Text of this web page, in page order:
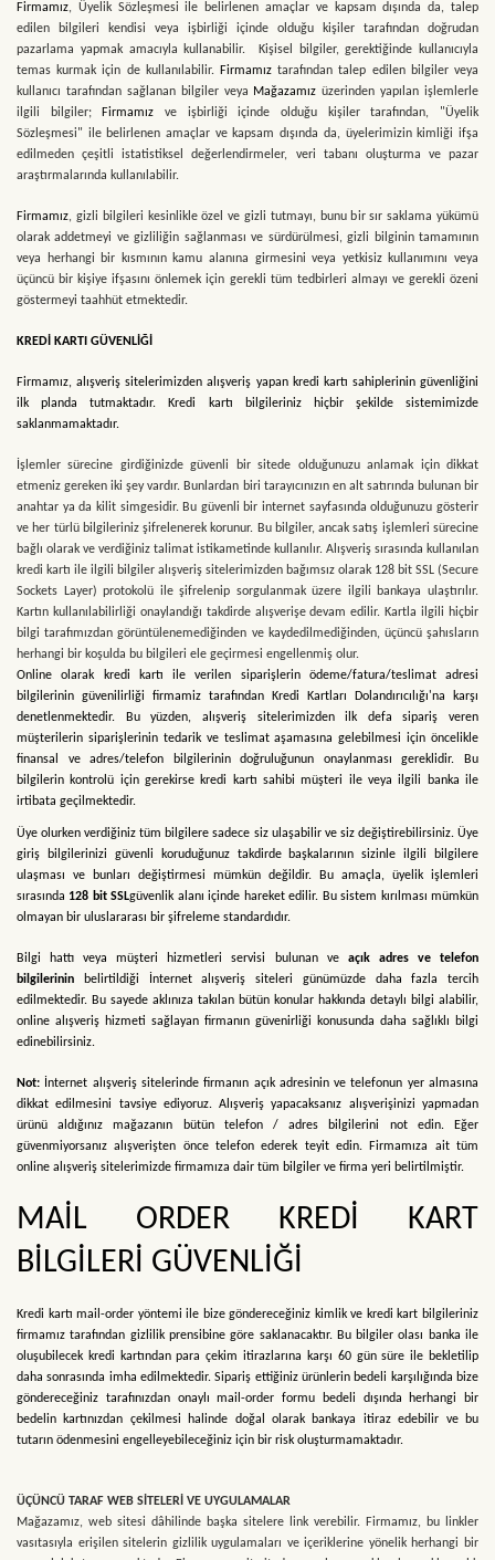
Firmamız, Üyelik Sözleşmesi ile belirlenen amaçlar ve kapsam dışında da, talep
edilen bilgileri kendisi veya işbirliği içinde olduğu kişiler tarafından doğrudan
pazarlama yapmak amacıyla kullanabilir. Kişisel bilgiler, gerektiğinde kullanıcıyla
temas kurmak için de kullanılabilir. Firmamıztarafından talep edilen bilgiler veya
kullanıcı tarafından sağlanan bilgiler veya Mağazamızüzerinden yapılan işlemlerle
ilgili bilgiler; Firmamızve işbirliği içinde olduğu kişiler tarafından, "Üyelik
Sözleşmesi" ile belirlenen amaçlar ve kapsam dışında da, üyelerimizin kimliği ifşa
edilmeden çeşitli istatistiksel değerlendirmeler, veri tabanı oluşturma ve pazar
araştırmalarında kullanılabilir.
Firmamız, gizli bilgileri kesinlikle özel ve gizli tutmayı, bunu bir sır saklama yükümü
olarak addetmeyi ve gizliliğin sağlanması ve sürdürülmesi, gizli bilginin tamamının
veya herhangi bir kısmının kamu alanına girmesini veya yetkisiz kullanımını veya
üçüncü bir kişiye ifşasını önlemek için gerekli tüm tedbirleri almayı ve gerekli özeni
göstermeyi taahhüt etmektedir.
KREDİ KARTI GÜVENLİĞİ
Firmamız, alışveriş sitelerimizden alışveriş yapan kredi kartı sahiplerinin güvenliğini
ilk planda tutmaktadır. Kredi kartı bilgileriniz hiçbir şekilde sistemimizde
saklanmamaktadır.
İşlemler sürecine girdiğinizde güvenli bir sitede olduğunuzu anlamak için dikkat
etmeniz gereken iki şey vardır. Bunlardan biri tarayıcınızın en alt satırında bulunan bir
anahtar ya da kilit simgesidir. Bu güvenli bir internet sayfasında olduğunuzu gösterir
ve her türlü bilgileriniz şifrelenerek korunur. Bu bilgiler, ancak satış işlemleri sürecine
bağlı olarak ve verdiğiniz talimat istikametinde kullanılır. Alışveriş sırasında kullanılan
kredi kartı ile ilgili bilgiler alışveriş sitelerimizden bağımsız olarak 128 bit SSL (Secure
Sockets Layer) protokolü ile şifrelenip sorgulanmak üzere ilgili bankaya ulaştırılır.
Kartın kullanılabilirliği onaylandığı takdirde alışverişe devam edilir. Kartla ilgili hiçbir
bilgi tarafımızdan görüntülenemediğinden ve kaydedilmediğinden, üçüncü şahısların
herhangi bir koşulda bu bilgileri ele geçirmesi engellenmiş olur.
Online olarak kredi kartı ile verilen siparişlerin ödeme/fatura/teslimat adresi
bilgilerinin güvenilirliği firmamiz tarafından Kredi Kartları Dolandırıcılığı'na karşı
denetlenmektedir. Bu yüzden, alışveriş sitelerimizden ilk defa sipariş veren
müşterilerin siparişlerinin tedarik ve teslimat aşamasına gelebilmesi için öncelikle
finansal ve adres/telefon bilgilerinin doğruluğunun onaylanması gereklidir. Bu
bilgilerin kontrolü için gerekirse kredi kartı sahibi müşteri ile veya ilgili banka ile
irtibata geçilmektedir.
Üye olurken verdiğiniz tüm bilgilere sadece siz ulaşabilir ve siz değiştirebilirsiniz. Üye
giriş bilgilerinizi güvenli koruduğunuz takdirde başkalarının sizinle ilgili bilgilere
ulaşması ve bunları değiştirmesi mümkün değildir. Bu amaçla, üyelik işlemleri
sırasında 128 bit SSLgüvenlik alanı içinde hareket edilir. Bu sistem kırılması mümkün
olmayan bir uluslararası bir şifreleme standardıdır.
Bilgi hattı veya müşteri hizmetleri servisi bulunan ve açık adres ve telefon
bilgilerinin
belirtildiği İnternet alışveriş siteleri günümüzde daha fazla tercih
edilmektedir. Bu sayede aklınıza takılan bütün konular hakkında detaylı bilgi alabilir,
online alışveriş hizmeti sağlayan firmanın güvenirliği konusunda daha sağlıklı bilgi
edinebilirsiniz.
Not: İnternet alışveriş sitelerinde firmanın açık adresinin ve telefonun yer almasına
dikkat edilmesini tavsiye ediyoruz. Alışveriş yapacaksanız alışverişinizi yapmadan
ürünü aldığınız mağazanın bütün telefon / adres bilgilerini not edin. Eğer
güvenmiyorsanız alışverişten önce telefon ederek teyit edin. Firmamıza ait tüm
online alışveriş sitelerimizde firmamıza dair tüm bilgiler ve firma yeri belirtilmiştir.
MAİL ORDER KREDİ KART
BİLGİLERİ GÜVENLİĞİ
Kredi kartı mail-order yöntemi ile bize göndereceğiniz kimlik ve kredi kart bilgileriniz
firmamız tarafından gizlilik prensibine göre saklanacaktır. Bu bilgiler olası banka ile
oluşubilecek kredi kartından para çekim itirazlarına karşı 60 gün süre ile bekletilip
daha sonrasında imha edilmektedir. Sipariş ettiğiniz ürünlerin bedeli karşılığında bize
göndereceğiniz tarafınızdan onaylı mail-order formu bedeli dışında herhangi bir
bedelin kartınızdan çekilmesi halinde doğal olarak bankaya itiraz edebilir ve bu
tutarın ödenmesini engelleyebileceğiniz için bir risk oluşturmamaktadır.
ÜÇÜNCÜ TARAF WEB SİTELERİ VE UYGULAMALAR
Mağazamız, web sitesi dâhilinde başka sitelere link verebilir. Firmamız, bu linkler
vasıtasıyla erişilen sitelerin gizlilik uygulamaları ve içeriklerine yönelik herhangi bir